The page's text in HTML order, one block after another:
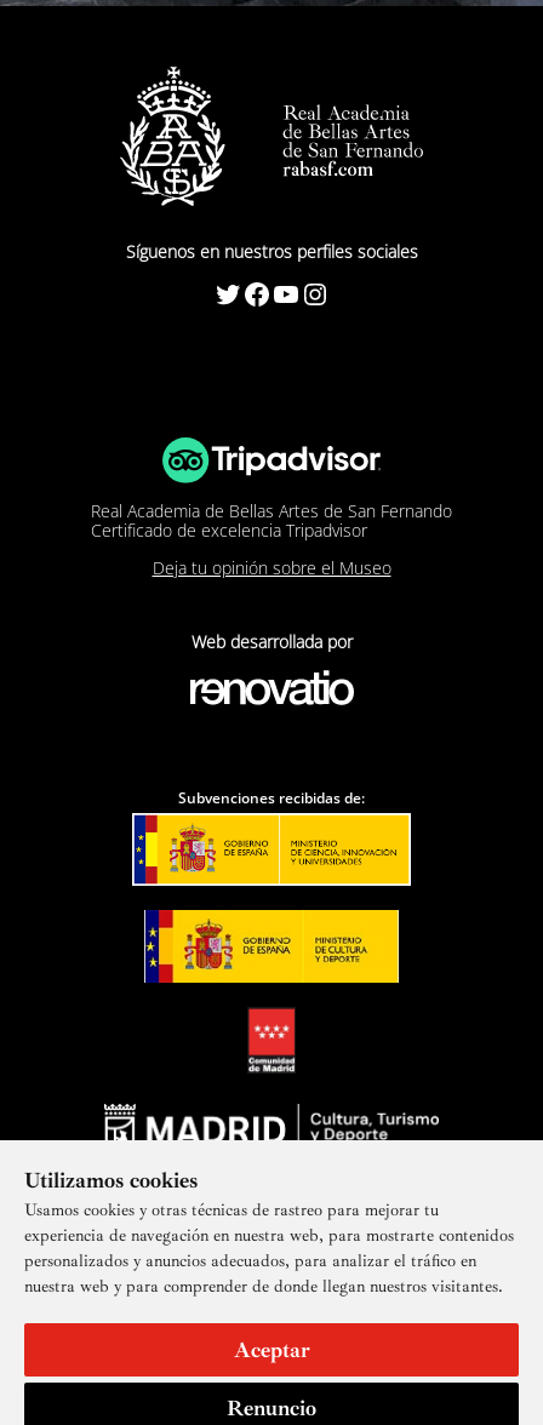
Utilizamos cookies
Usamos cookies y otras técnicas de rastreo para mejorar tu
experiencia de navegación en nuestra web, para mostrarte contenidos
personalizados y anuncios adecuados, para analizar el tráfico en
nuestra web y para comprender de donde llegan nuestros visitantes.
Aceptar
Renuncio
Síguenos en nuestros perfiles sociales
Twitter Facebook YouTube Instagram
Real Academia de Bellas Artes de San Fernando
Certificado de excelencia Tripadvisor
Deja tu opinión sobre el Museo
Web desarrollada por
Subvenciones recibidas de:
Suscríbete a nuestra newsletter
AccesibilidadDerechos de imagen